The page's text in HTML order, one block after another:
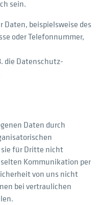
sein.
Daten, beispielsweise des
oder Telefonnummer,
die Datenschutz-
Daten durch
sie für Dritte nicht
Kommunikation per
von uns nicht
bei vertraulichen